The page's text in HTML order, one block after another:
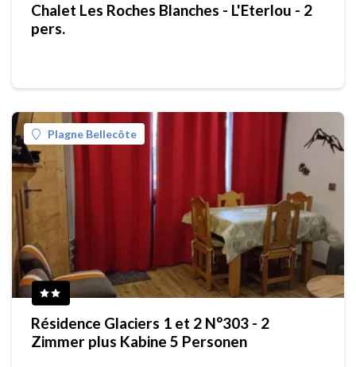
Chalet Les Roches Blanches - L'Eterlou - 2
pers.
Plagne Bellecôte
Résidence Glaciers 1 et 2 N°303 - 2
Zimmer plus Kabine 5 Personen